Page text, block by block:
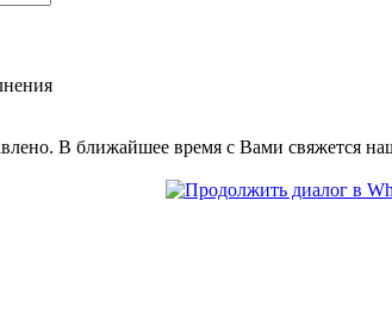
В ближайшее время с Вами свяжется